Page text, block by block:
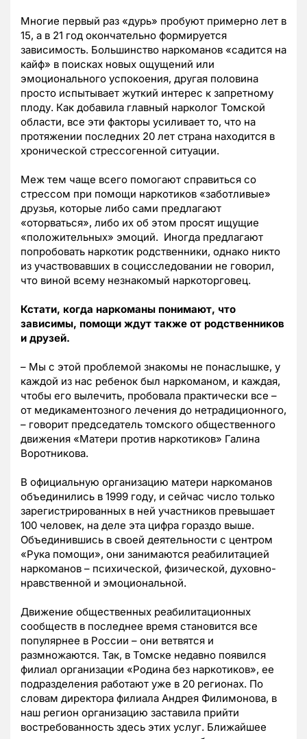
Многие первый раз «дурь» пробуют примерно лет в
15, а в 21 год окончательно формируется
зависимость. Большинство наркоманов «садится на
кайф» в поисках новых ощущений или
эмоционального успокоения, другая половина
просто испытывает жуткий интерес к запретному
плоду. Как добавила главный нарколог Томской
области, все эти факторы усиливает то, что на
протяжении последних 20 лет страна находится в
хронической стрессогенной ситуации.
Меж тем чаще всего помогают справиться со
стрессом при помощи наркотиков «заботливые»
друзья, которые либо сами предлагают
«оторваться», либо их об этом просят ищущие
«положительных» эмоций. Иногда предлагают
попробовать наркотик родственники, однако никто
из участвовавших в социсследовании не говорил,
что виной всему незнакомый наркоторговец.
Кстати, когда наркоманы понимают, что
зависимы, помощи ждут также от родственников
и друзей.
– Мы с этой проблемой знакомы не понаслышке, у
каждой из нас ребенок был наркоманом, и каждая,
чтобы его вылечить, пробовала практически все –
от медикаментозного лечения до нетрадиционного,
– говорит председатель томского общественного
движения «Матери против наркотиков» Галина
Воротникова.
В официальную организацию матери наркоманов
объединились в 1999 году, и сейчас число только
зарегистрированных в ней участников превышает
100 человек, на деле эта цифра гораздо выше.
Объединившись в своей деятельности с центром
«Рука помощи», они занимаются реабилитацией
наркоманов – психической, физической, духовно-
нравственной и эмоциональной.
Движение общественных реабилитационных
сообществ в последнее время становится все
популярнее в России – они ветвятся и
размножаются. Так, в Томске недавно появился
филиал организации «Родина без наркотиков», ее
подразделения работают уже в 20 регионах. По
словам директора филиала Андрея Филимонова, в
наш регион организацию заставила прийти
востребованность здесь этих услуг. Ближайшее